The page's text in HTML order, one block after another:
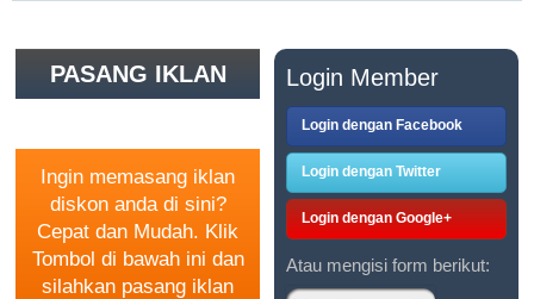
PASANG IKLAN
Ingin memasang iklan
diskon anda di sini?
Cepat dan Mudah. Klik
Tombol di bawah ini dan
silahkan pasang iklan
Login Member
Login dengan Facebook
Login dengan Twitter
Login dengan Google+
Atau mengisi form berikut: